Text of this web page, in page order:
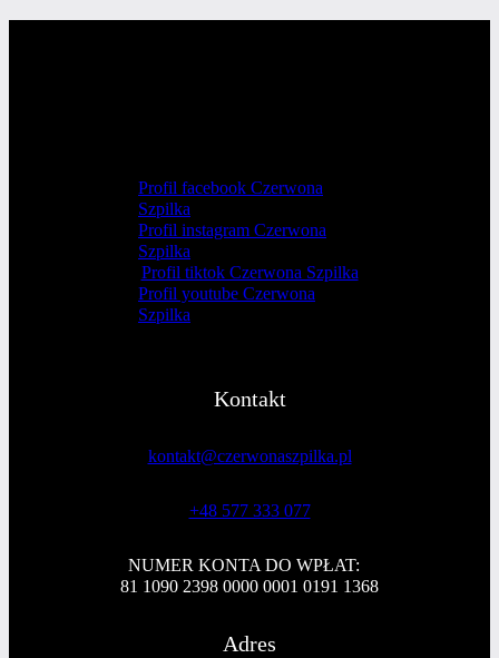
STRONY
Profil facebook Czerwona
Szpilka
Profil instagram Czerwona
Szpilka
Profil tiktok Czerwona Szpilka
Profil youtube Czerwona
Szpilka
Kontakt
kontakt@czerwonaszpilka.pl
+48 577 333 077
NUMER KONTA DO WPŁAT:
81 1090 2398 0000 0001 0191 1368
Adres